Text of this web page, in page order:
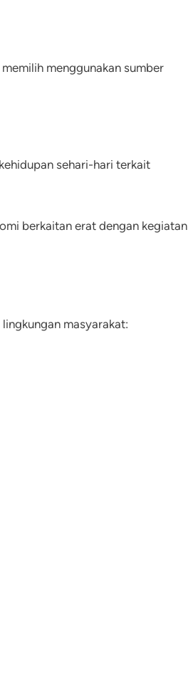
menggunakan sumber
sehari-hari terkait
berkaitan erat dengan kegiatan
masyarakat: